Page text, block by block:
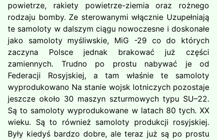
powietrze, rakiety powietrze-ziemia oraz rożnego
rodzaju bomby. Ze sterowanymi włącznie Uzupełniają
te samoloty w dalszym ciągu nowoczesne i doskonałe
jako samoloty myśliwskie, MiG -29 co do których
zaczyna Polsce jednak brakować już części
zamiennych. Trudno po prostu nabywać je od
Federacji Rosyjskiej, a tam właśnie te samoloty
wyprodukowano Na stanie wojsk lotniczych pozostaje
jeszcze około 30 maszyn szturmowych typu SU–22.
Są to samoloty wyprodukowane w latach 80 tych. XX
wieku. Są to również samoloty produkcji rosyjskiej.
Były kiedyś bardzo dobre, ale teraz już są po prostu